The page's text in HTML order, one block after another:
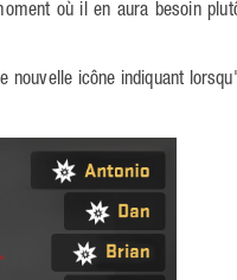
où il en aura besoin
nouvelle icône indiquant